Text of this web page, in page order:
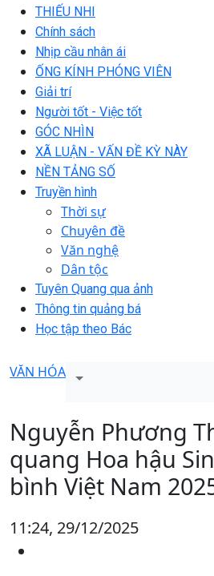
THIẾU NHI
Chính sách
Nhịp cầu nhân ái
ỐNG KÍNH PHÓNG VIÊN
Giải trí
Người tốt - Việc tốt
GÓC NHÌN
XÃ LUẬN - VẤN ĐỀ KỲ NÀY
NỀN TẢNG SỐ
Truyền hình
Thời sự
Chuyên đề
Văn nghệ
Dân tộc
Tuyên Quang qua ảnh
Thông tin quảng bá
Học tập theo Bác
VĂN HÓA
Nguyễn Phương
quang Hoa hậu
bình Việt Nam
11:24, 29/12/2025